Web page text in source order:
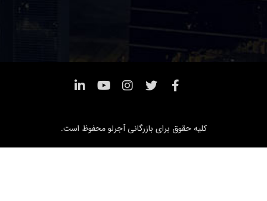
کلیه حقوق برای بازرگانی آجرلو محفوظ است.